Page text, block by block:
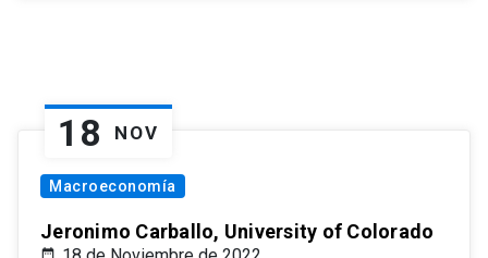
18 NOV
Macroeconomía
Jeronimo Carballo, University of Colorado